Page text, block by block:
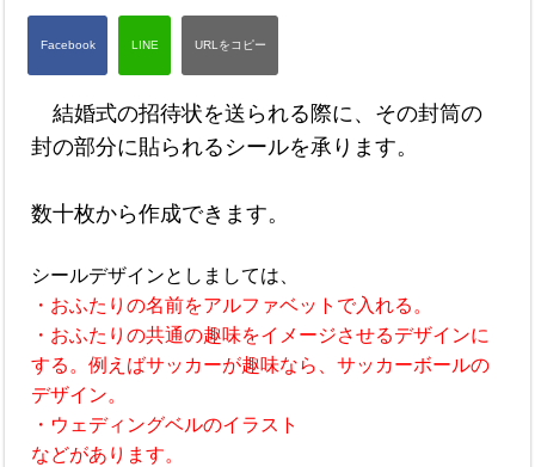
結婚式の招待状を送られる際に、その封筒の
封の部分に貼られるシールを承ります。
数十枚から作成できます。
シールデザインとしましては、
・おふたりの名前をアルファベットで入れる。
・おふたりの共通の趣味をイメージさせるデザインに
する。例えばサッカーが趣味なら、サッカーボールの
デザイン。
・ウェディングベルのイラスト
などがあります。